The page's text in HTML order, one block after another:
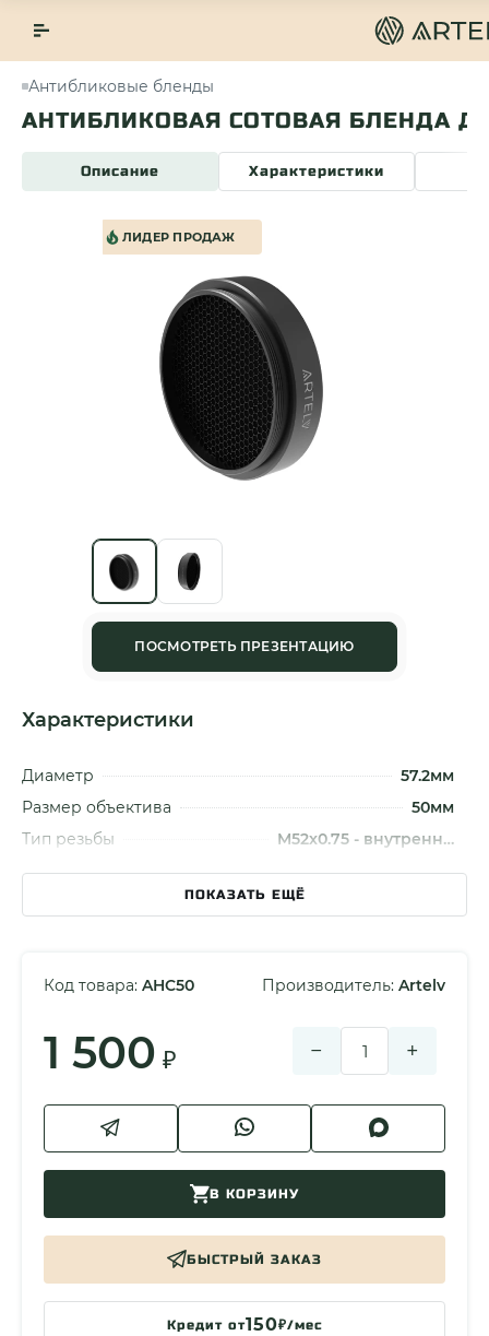
Антибликовые бленды
АНТИБЛИКОВАЯ СОТОВАЯ БЛЕНДА
Описание Характеристики
ЛИДЕР ПРОДАЖ
ПОСМОТРЕТЬ ПРЕЗЕНТАЦИЮ
Характеристики
Диаметр
57.2мм
Размер объектива
50мм
Тип резьбы
M52x0.75 - внутренн…
Высота
10.5мм - с резьбой,…
Гарантия производителя
3 Года
ПОКАЗАТЬ ЕЩЁ
Код товара: AHC50 Производитель: Artelv
1 500 ₽ − +
В КОРЗИНУ
БЫСТРЫЙ ЗАКАЗ
Кредит от150₽/мес